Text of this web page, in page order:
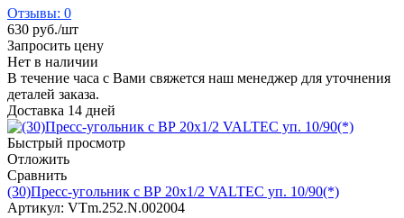
Отзывы: 0
630 руб./шт
Запросить цену
Нет в наличии
В течение часа с Вами свяжется наш менеджер для уточнения
деталей заказа.
Доставка 14 дней
Быстрый просмотр
Отложить
Сравнить
(30)Пресс-угольник с ВР 20х1/2 VALTEC уп. 10/90(*)
Артикул: VTm.252.N.002004